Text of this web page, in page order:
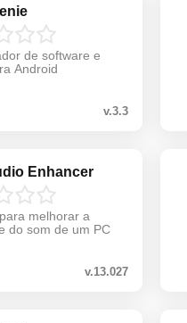
de software e
Android
v.3.3
Enhancer
melhorar a
do som de um PC
v.13.027